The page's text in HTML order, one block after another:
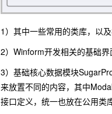
1）其中一些常用的类库，以
2）Winform开发相关的基础
3）基础核心数据模块
来放置不同的内容，其中
接口定义，统一也放在公用类